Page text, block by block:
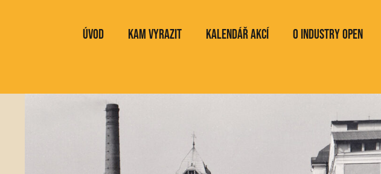
Úvod Kam vyrazit Kalendář akcí O Industry Open